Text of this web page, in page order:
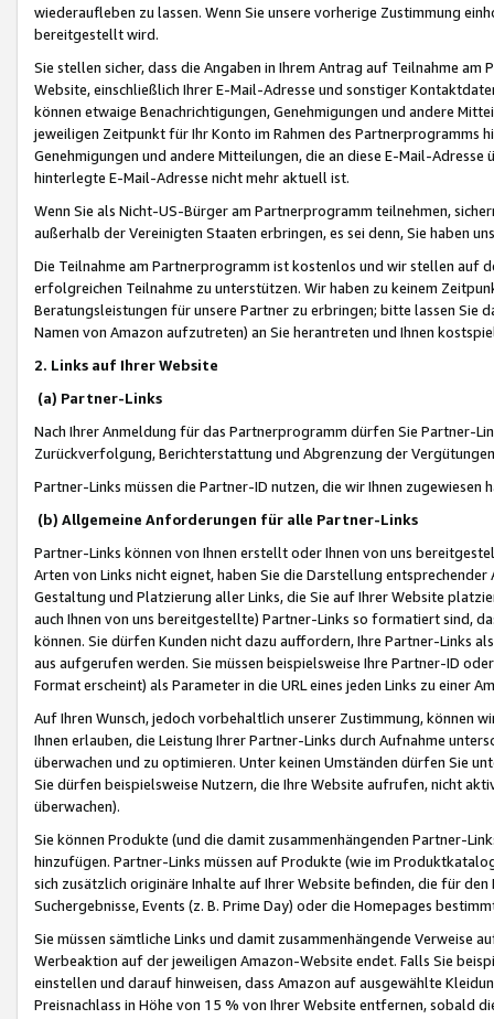
wiederaufleben zu lassen. Wenn Sie unsere vorherige Zustimmung
bereitgestellt wird.
Sie stellen sicher, dass die Angaben in Ihrem Antrag auf Teilnahme
Website, einschließlich Ihrer E-Mail-Adresse und sonstiger
können etwaige Benachrichtigungen, Genehmigungen und andere
jeweiligen Zeitpunkt für Ihr Konto im Rahmen des Partnerprogramms
Genehmigungen und andere Mitteilungen, die an diese E-Mail-
hinterlegte E-Mail-Adresse nicht mehr aktuell ist.
Wenn Sie als Nicht-US-Bürger am Partnerprogramm teilnehmen,
außerhalb der Vereinigten Staaten erbringen, es sei denn, Sie haben
Die Teilnahme am Partnerprogramm ist kostenlos und wir stellen auf
erfolgreichen Teilnahme zu unterstützen. Wir haben zu keinem
Beratungsleistungen für unsere Partner zu erbringen; bitte lassen Sie
Namen von Amazon aufzutreten) an Sie herantreten und Ihnen
2. Links auf Ihrer Website
(a) Partner-Links
Nach Ihrer Anmeldung für das Partnerprogramm dürfen Sie Partner-
Zurückverfolgung, Berichterstattung und Abgrenzung der
Partner-Links müssen die Partner-ID nutzen, die wir Ihnen zugewiesen
(b) Allgemeine Anforderungen für alle Partner-Links
Partner-Links können von Ihnen erstellt oder Ihnen von uns
Arten von Links nicht eignet, haben Sie die Darstellung
Gestaltung und Platzierung aller Links, die Sie auf Ihrer Website
auch Ihnen von uns bereitgestellte) Partner-Links so formatiert sind,
können. Sie dürfen Kunden nicht dazu auffordern, Ihre Partner-Links
aus aufgerufen werden. Sie müssen beispielsweise Ihre Partner-ID
Format erscheint) als Parameter in die URL eines jeden Links zu einer
Auf Ihren Wunsch, jedoch vorbehaltlich unserer Zustimmung, können
Ihnen erlauben, die Leistung Ihrer Partner-Links durch Aufnahme
überwachen und zu optimieren. Unter keinen Umständen dürfen Sie
Sie dürfen beispielsweise Nutzern, die Ihre Website aufrufen, nicht
überwachen).
Sie können Produkte (und die damit zusammenhängenden Partner-
hinzufügen. Partner-Links müssen auf Produkte (wie im
sich zusätzlich originäre Inhalte auf Ihrer Website befinden, die für
Suchergebnisse, Events (z. B. Prime Day) oder die Homepages
Sie müssen sämtliche Links und damit zusammenhängende
Werbeaktion auf der jeweiligen Amazon-Website endet. Falls Sie
einstellen und darauf hinweisen, dass Amazon auf ausgewählte
Preisnachlass in Höhe von 15 % von Ihrer Website entfernen, sobald